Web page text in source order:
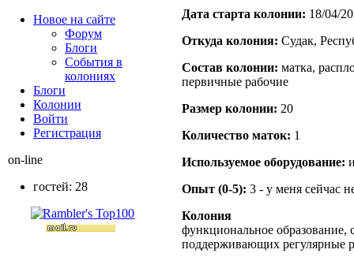
Дата старта кoлонии: 18/04/
Откуда кoлония: Судак,
Состав кoлонии: матка,
первичные рабочие
Размер кoлонии: 20
Количество маток: 1
Используемое оборудование:
Опыт (0-5): 3 - у меня сейчас
Колония
функциональное образование,
поддерживающих регулярные
Новое на сайте
Форум
Блоги
События в
колониях
Блоги
Колонии
Войти
Peгиcтpaция
on-line
гостей: 28